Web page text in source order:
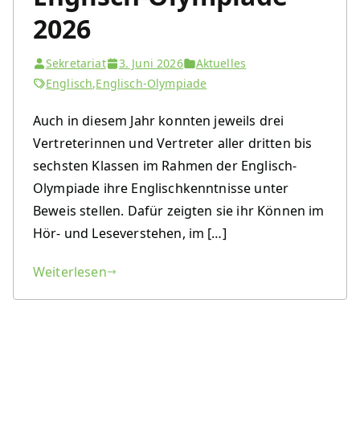
2026
Sekretariat 3. Juni 2026
Aktuelles
Englisch,Englisch-Olympiade
Auch in diesem Jahr konnten jeweils drei
Vertreterinnen und Vertreter aller dritten bis
sechsten Klassen im Rahmen der Englisch-
Olympiade ihre Englischkenntnisse unter
Beweis stellen. Dafür zeigten sie ihr Können im
Hör- und Leseverstehen, im […]
Weiterlesen